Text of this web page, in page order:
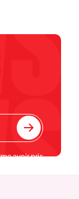
avoir pris